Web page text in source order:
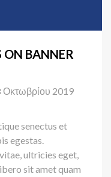
ON BANNER
Οκτωβρίου 2019
senectus et
egestas.
ultricies eget,
sit amet quam